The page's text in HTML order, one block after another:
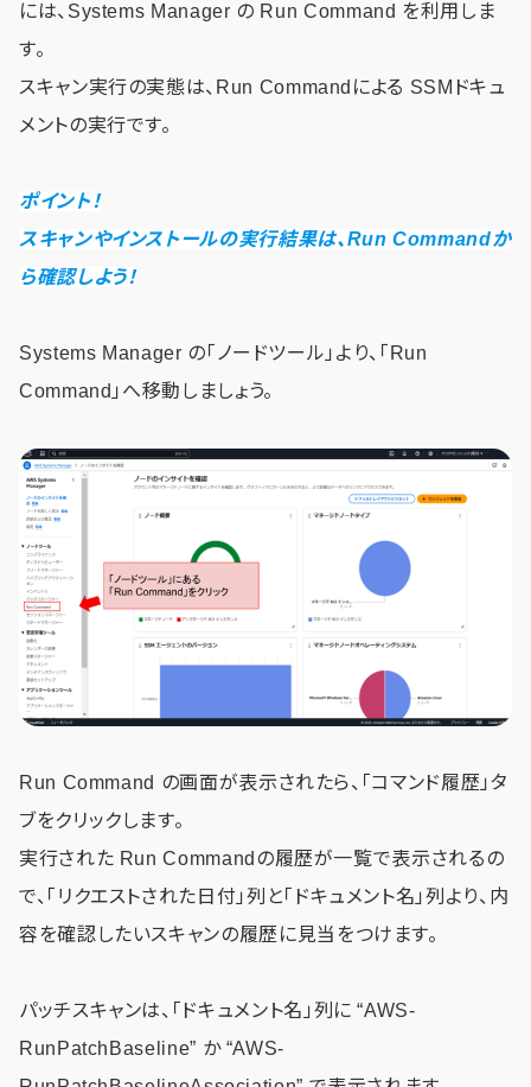
には、Systems Manager の Run Command を利用しま
す。
スキャン実行の実態は、Run Commandによる SSMドキュ
メントの実行です。
ポイント！
スキャンやインストールの実行結果は、Run Commandか
ら確認しよう！
Systems Manager の「ノードツール」より、「Run
Command」へ移動しましょう。
Run Command の画面が表示されたら、「コマンド履歴」タ
ブをクリックします。
実行された Run Commandの履歴が一覧で表示されるの
で、「リクエストされた日付」列と「ドキュメント名」列より、内
容を確認したいスキャンの履歴に見当をつけます。
パッチスキャンは、「ドキュメント名」列に “AWS-
RunPatchBaseline” か “AWS-